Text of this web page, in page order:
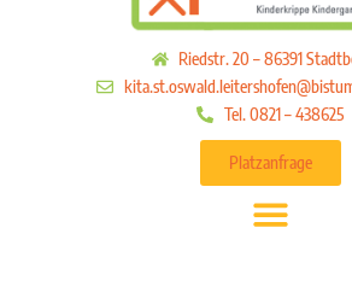
Riedstr. 20 – 86391
Tel. 0821 – 438625
Platzanfrage